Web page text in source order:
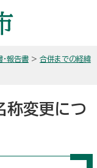
・報告書 > 合併までの経緯
称変更につ